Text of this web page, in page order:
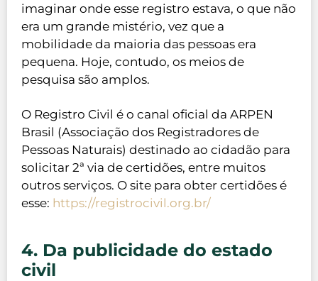
imaginar onde esse registro estava, o que não
era um grande mistério, vez que a
mobilidade da maioria das pessoas era
pequena. Hoje, contudo, os meios de
pesquisa são amplos.
O Registro Civil é o canal oficial da ARPEN
Brasil (Associação dos Registradores de
Pessoas Naturais) destinado ao cidadão para
solicitar 2ª via de certidões, entre muitos
outros serviços. O site para obter certidões é
esse: https://registrocivil.org.br/
4. Da publicidade do estado
civil